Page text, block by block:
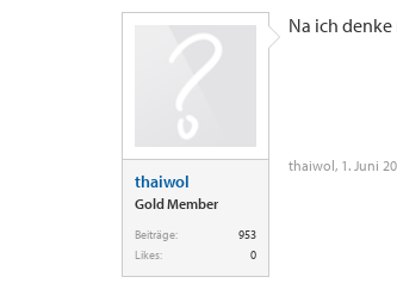
thaiwol
Gold Member
Beiträge:
953
Likes:
0
Na ich denke
thaiwol, 1. Juni